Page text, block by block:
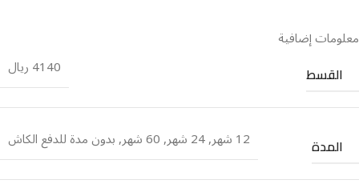
معلومات إضافية
القسط 4140 ريال
المدة 12 شهر ,24 شهر ,60 شهر ,بدون مدة للدفع الكاش